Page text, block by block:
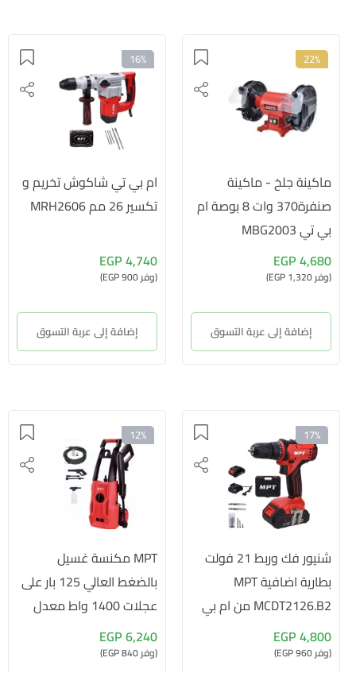
22%
ماكينة جلخ - ماكينة
صنفرة370 وات 8 بوصة ام
بي تي MBG2003
4,680 EGP
(وفر 1,320 EGP)
إضافة إلى عربة التسوق
16%
ام بي تي شاكوش تخريم و
تكسير 26 مم MRH2606
4,740 EGP
(وفر 900 EGP)
إضافة إلى عربة التسوق
17%
شنيور فك وربط 21 فولت
بطارية اضافية MPT
MCDT2126.B2 من ام بي
تي 0.375 بوصة
4,800 EGP
(وفر 960 EGP)
12%
MPT مكنسة غسيل
بالضغط العالي 125 بار على
عجلات 1400 واط معدل
خرطوم 5 أمتار وخز...
6,240 EGP
(وفر 840 EGP)